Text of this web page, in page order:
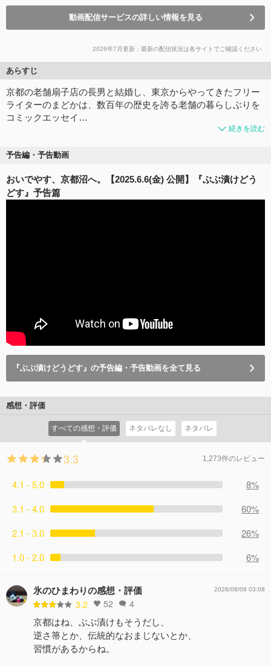
動画配信サービスの詳しい情報を見る
2026年7月更新：最新の配信状況は各サイトでご確認ください
あらすじ
京都の老舗扇子店の長男と結婚し、東京からやってきたフリー
ライターのまどかは、数百年の歴史を誇る老舗の暮らしぶりを
コミックエッセイ…
続きを読む
予告編・予告動画
おいでやす、京都沼へ。【2025.6.6(金) 公開】『ぶぶ漬けどう
どす』予告篇
『ぶぶ漬けどうどす』の予告編・予告動画を全て見る
感想・評価
すべての感想・評価 ネタバレなし ネタバレ
3.3 1,273件のレビュー
4.1 - 5.0
8%
3.1 - 4.0
60%
2.1 - 3.0
26%
1.0 - 2.0
6%
氷のひまわりの感想・評価
3.2 52 4
2026/08/09 03:08
京都はね、ぶぶ漬けもそうだし、
逆さ箒とか、伝統的なおまじないとか、
習慣があるからね。